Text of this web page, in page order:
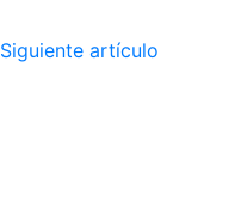
Siguiente artículo